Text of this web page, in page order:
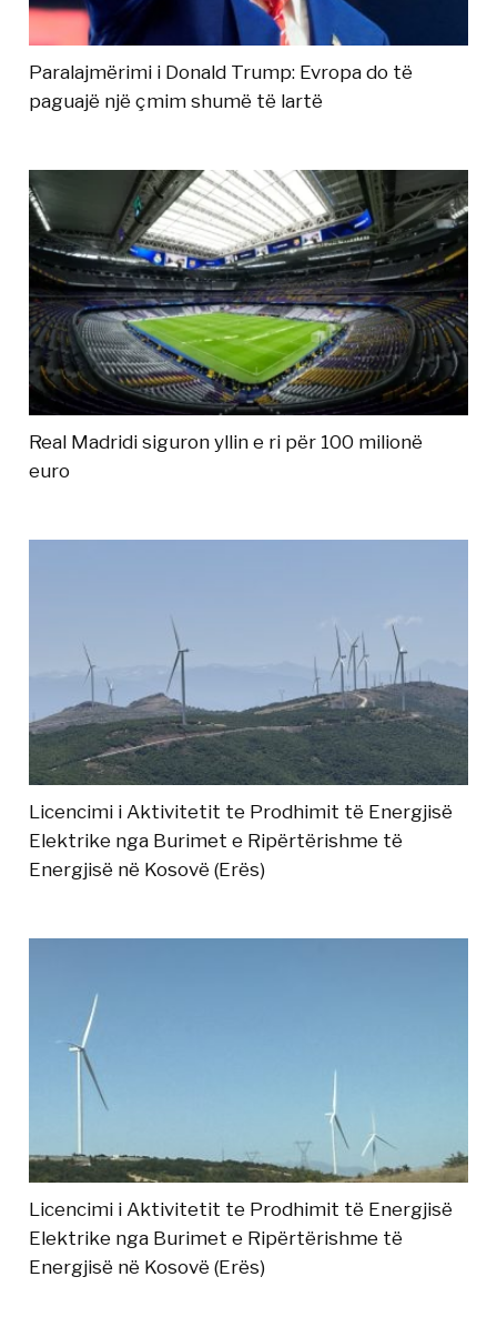
Paralajmërimi i Donald Trump: Evropa do të
paguajë një çmim shumë të lartë
Real Madridi siguron yllin e ri për 100 milionë
euro
Licencimi i Aktivitetit te Prodhimit të Energjisë
Elektrike nga Burimet e Ripërtërishme të
Energjisë në Kosovë (Erës)
Licencimi i Aktivitetit te Prodhimit të Energjisë
Elektrike nga Burimet e Ripërtërishme të
Energjisë në Kosovë (Erës)